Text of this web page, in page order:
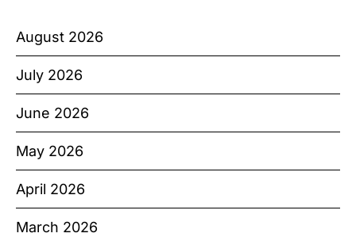
August 2026
July 2026
June 2026
May 2026
April 2026
March 2026